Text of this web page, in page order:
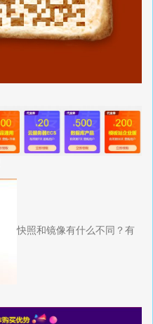
快照和镜像有什么不同？有